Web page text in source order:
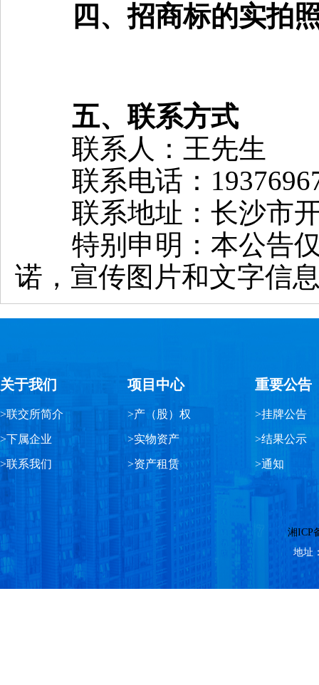
四、招商标的实拍
五、联系方式
联系人：王先生
联系电话：
联系地址：长沙市
特别申明：本公告
诺，宣传图片和文字信
关于我们
>联交所简介
>下属企业
>联系我们
项目中心
>产（股）权
>实物资产
>资产租赁
重要公告
>挂牌公告
>结果公示
>通知
湘ICP
地址